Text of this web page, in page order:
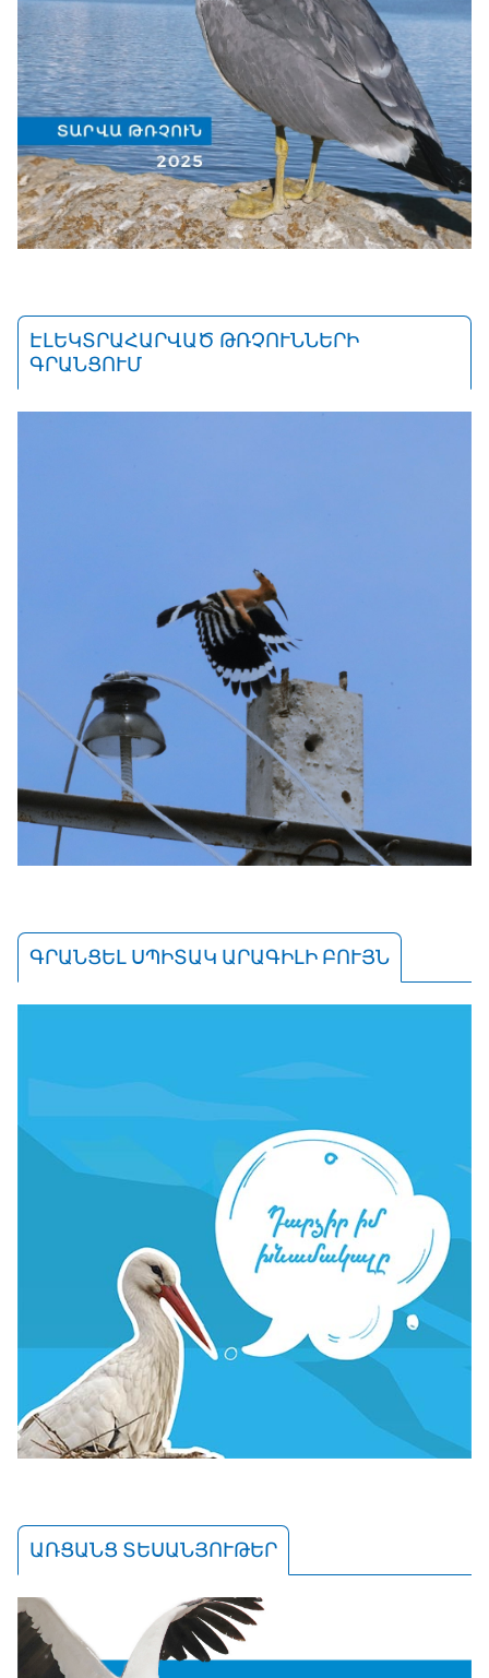
ԷԼԵԿՏՐԱՀԱՐՎԱԾ ԹՌՉՈՒՆՆԵՐԻ
ԳՐԱՆՑՈՒՄ
ԳՐԱՆՑԵԼ ՍՊԻՏԱԿ ԱՐԱԳԻԼԻ ԲՈՒՅՆ
ԱՌՑԱՆՑ ՏԵՍԱՆՅՈՒԹԵՐ